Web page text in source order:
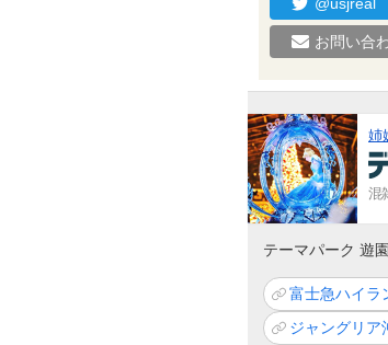
お問い合
姉
混
テーマパーク 遊
富士急ハイラ
ジャングリア